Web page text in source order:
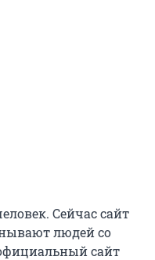
Сейчас сайт
людей со
сайт